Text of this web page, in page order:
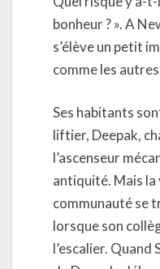
bonheur ? ». A
s’élève un petit
comme les
Ses habitants
liftier, Deepak,
l’ascenseur
antiquité. Mais la
communauté se
lorsque son
l’escalier. Quand